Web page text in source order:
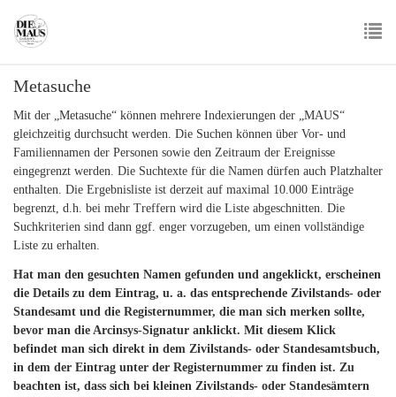
main
Metasuche
Mit der „Metasuche“ können mehrere Indexierungen der „MAUS“
gleichzeitig durchsucht werden. Die Suchen können über Vor- und
Familiennamen der Personen sowie den Zeitraum der Ereignisse
eingegrenzt werden. Die Suchtexte für die Namen dürfen auch Platzhalter
enthalten. Die Ergebnisliste ist derzeit auf maximal 10.000 Einträge
begrenzt, d.h. bei mehr Treffern wird die Liste abgeschnitten. Die
Suchkriterien sind dann ggf. enger vorzugeben, um einen vollständige
Liste zu erhalten.
Hat man den gesuchten Namen gefunden und angeklickt, erscheinen
die Details zu dem Eintrag, u. a. das entsprechende Zivilstands- oder
Standesamt und die Registernummer, die man sich merken sollte,
bevor man die Arcinsys-Signatur anklickt. Mit diesem Klick
befindet man sich direkt in dem Zivilstands- oder Standesamtsbuch,
in dem der Eintrag unter der Registernummer zu finden ist. Zu
beachten ist, dass sich bei kleinen Zivilstands- oder Standesämtern